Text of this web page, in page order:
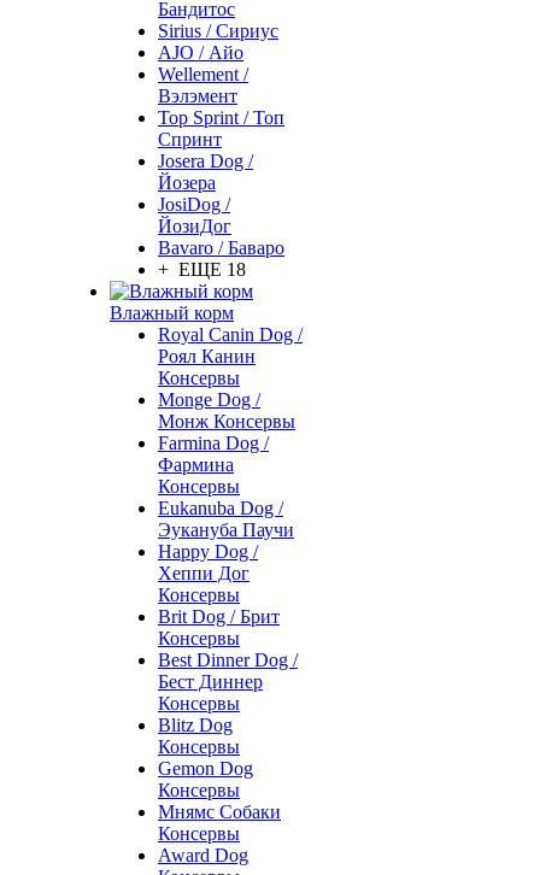
Бандитос
Sirius / Сириус
AJO / Айо
Wellement /
Вэлэмент
Top Sprint / Топ
Спринт
Josera Dog /
Йозера
JosiDog /
ЙозиДог
Bavaro / Баваро
+ ЕЩЕ 18
Влажный корм
Royal Canin Dog /
Роял Канин
Консервы
Monge Dog /
Монж Консервы
Farmina Dog /
Фармина
Консервы
Eukanuba Dog /
Эукануба Паучи
Happy Dog /
Хеппи Дог
Консервы
Brit Dog / Брит
Консервы
Best Dinner Dog /
Бест Диннер
Консервы
Blitz Dog
Консервы
Gemon Dog
Консервы
Мнямс Собаки
Консервы
Award Dog